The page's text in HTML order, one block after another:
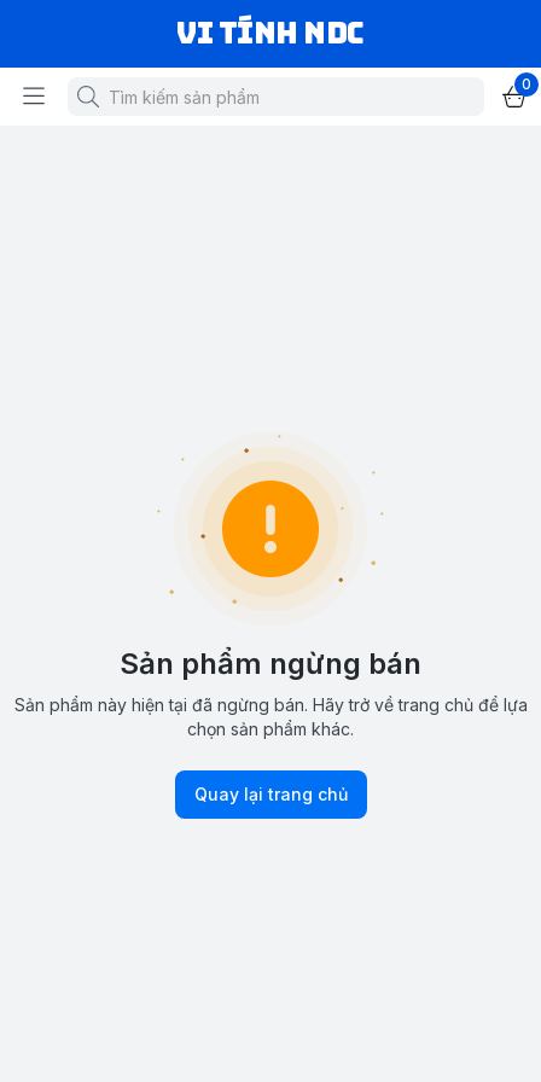
VI TÍNH NDC
0
Sản phẩm ngừng bán
Sản phẩm này hiện tại đã ngừng bán. Hãy trở về trang chủ để lựa
chọn sản phẩm khác.
Quay lại trang chủ